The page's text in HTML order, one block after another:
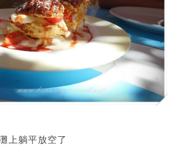
上躺平放空了